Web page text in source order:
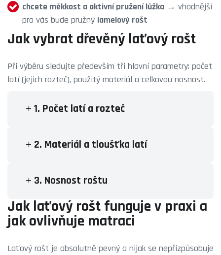
chcete měkkost a aktivní pružení lůžka → vhodnější
pro vás bude pružný lamelový rošt
Jak vybrat dřevěný laťový rošt
Při výběru sledujte především tři hlavní parametry: počet
latí (jejich rozteč), použitý materiál a celkovou nosnost.
1. Počet latí a rozteč
2. Materiál a tloušťka latí
3. Nosnost roštu
Jak laťový rošt funguje v praxi a
jak ovlivňuje matraci
Laťový rošt je absolutně pevný a nijak se nepřizpůsobuje